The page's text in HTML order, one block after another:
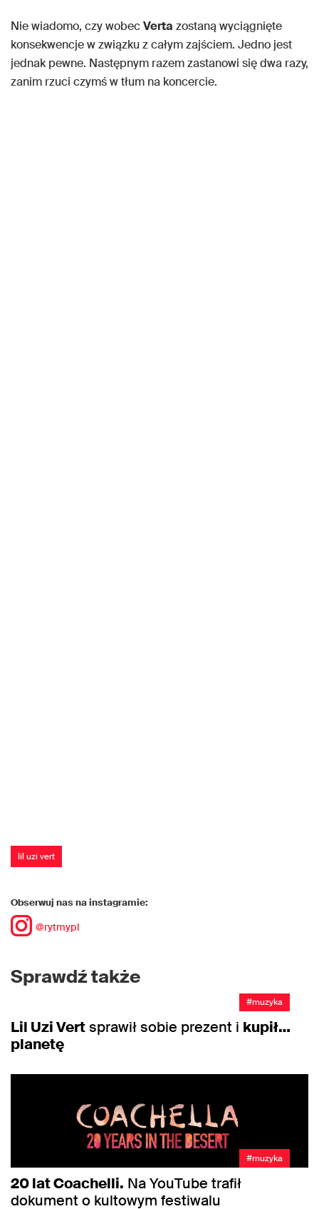
Nie wiadomo, czy wobecVerta zostaną wyciągnięte
konsekwencje w związku z całym zajściem. Jedno jest
jednak pewne. Następnym razem zastanowi się dwa razy,
zanim rzuci czymś w tłum na koncercie.
lil uzi vert
Obserwuj nas na instagramie:
@rytmypl
Sprawdź także
#muzyka
Lil Uzi Vertsprawił sobie prezent i kupił…
planetę
#muzyka
20 lat Coachelli. Na YouTube trafił
dokument o kultowym festiwalu